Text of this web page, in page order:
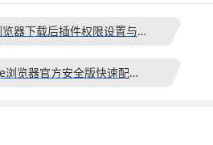
谷歌浏览器下载后插件权限设置与优化操作教程
google浏览器官方安全版快速配置使用教程